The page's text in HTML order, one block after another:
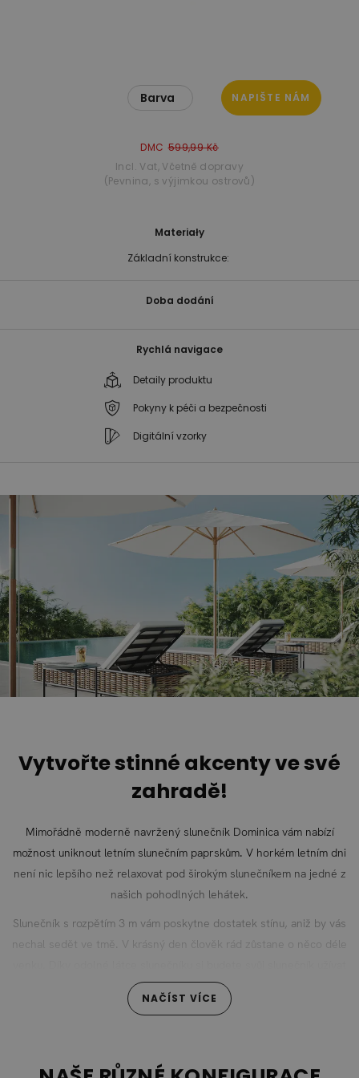
Barva NAPIŠTE NÁM
DMC 599,99 Kč
Incl. Vat, Včetně dopravy
(Pevnina, s výjimkou ostrovů)
Materiały
Základní konstrukce:
Doba dodání
Rychlá navigace
Detaily produktu
Pokyny k péči a bezpečnosti
Digitální vzorky
Přeskočit
galerie
obrázky
Přeskočit
galerie
obrázky
Vytvořte stinné akcenty ve své
zahradě!
Mimořádně moderně navržený slunečník Dominica vám nabízí
možnost uniknout letním slunečním paprskům. V horkém letním dni
není nic lepšího než relaxovat pod širokým slunečníkem na jedné z
našich pohodlných lehátek.
Slunečník s rozpětím 3 m vám poskytne dostatek stínu, aniž by vás
nechal sedět ve tmě. V krásný den člověk rád zůstane o něco déle
po mnoho let. Tak neváhejte a upravte si svou zahradu, ve které
by takovýto skvělý zdroj stínu neměl chybět. S Dominicou si
NAČÍST VÍCE